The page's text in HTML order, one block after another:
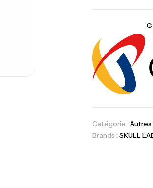
Catégorie : Autres
Brands : SKULL